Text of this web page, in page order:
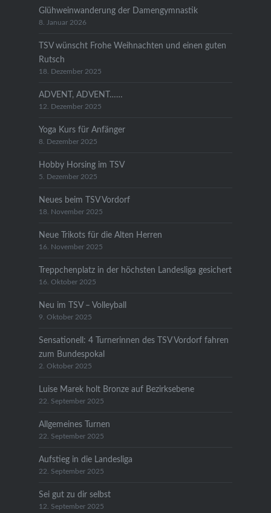
Glühweinwanderung der Damengymnastik
8. Januar 2026
TSV wünscht Frohe Weihnachten und einen guten
Rutsch
18. Dezember 2025
ADVENT, ADVENT……
12. Dezember 2025
Yoga Kurs für Anfänger
8. Dezember 2025
Hobby Horsing im TSV
5. Dezember 2025
Neues beim TSV Vordorf
18. November 2025
Neue Trikots für die Alten Herren
16. November 2025
Treppchenplatz in der höchsten Landesliga gesichert
16. Oktober 2025
Neu im TSV – Volleyball
9. Oktober 2025
Sensationell: 4 Turnerinnen des TSV Vordorf fahren
zum Bundespokal
2. Oktober 2025
Luise Marek holt Bronze auf Bezirksebene
22. September 2025
Allgemeines Turnen
22. September 2025
Aufstieg in die Landesliga
22. September 2025
Sei gut zu dir selbst
12. September 2025